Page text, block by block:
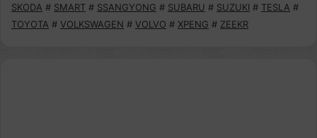
SKODA # SMART # SSANGYONG # SUBARU # SUZUKI # TESLA #
TOYOTA # VOLKSWAGEN # VOLVO # XPENG # ZEEKR